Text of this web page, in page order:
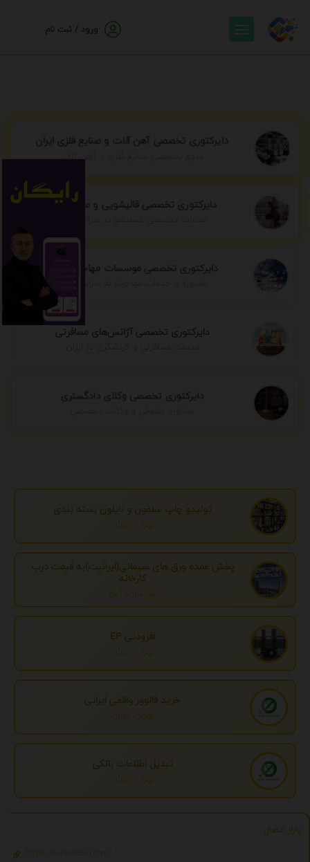
ورود / ثبت نام
دایرکتوری تخصصی آهن آلات و صنایع فلزی ایران
مرجع تخصصی صنایع فلزی و آهن آلات
دایرکتوری تخصصی قالیشویی و مبل شویی
دایرکتوری تخصصی موسسات مهاجرتی ایران
مشاوره و خدمات مهاجرت به سراسر جهان
دایرکتوری تخصصی آژانس‌های مسافرتی
دایرکتوری تخصصی وکلای دادگستری
تولیدو چاپ سلفون و نایلون بسته بندی
تهران، تهران
پخش عمده ورق های سیمانی(ایرانیت)به قیمت درب
کارخانه
مازندران، آمل
افزودنی EP
تهران، تهران
خرید فالوور واقعی ایرانی
تهران، تهران
تبدیل اطلاعات بانکی
تهران، تهران
بازار اتصال
https://bazaretesal.com/